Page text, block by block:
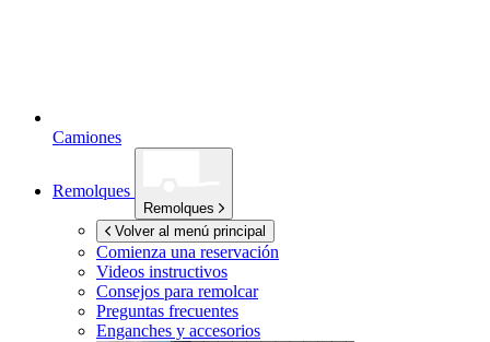
Camiones
Remolques
Remolques
Volver al menú principal
Comienza una reservación
Videos instructivos
Consejos para remolcar
Preguntas frecuentes
Enganches y accesorios